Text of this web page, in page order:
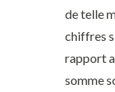
de telle
chiffres
rapport
somme